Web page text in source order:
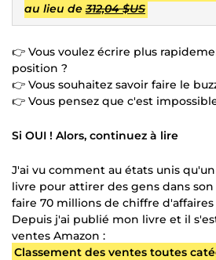
au lieu de312,04 $US
👉 Vous voulez écrire plus
position ?
👉 Vous souhaitez savoir faire le
👉 Vous pensez que c'est
Si OUI ! Alors, continuez à lire
J'ai vu comment au états unis
livre pour attirer des gens dans
faire 70 millions de chiffre d'affaires
Depuis j'ai publié mon livre et il
ventes Amazon :
Classement des ventes toutes